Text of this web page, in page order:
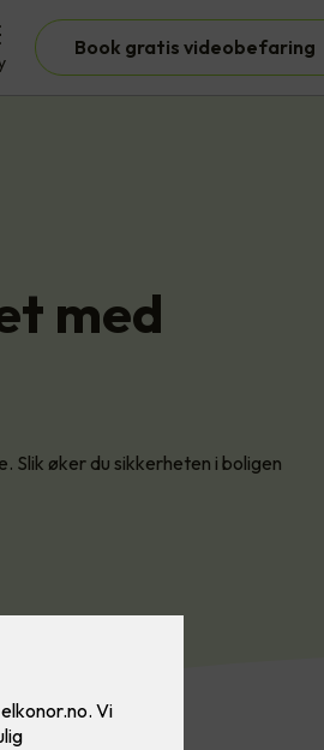
Book gratis videobefaring
med
Slik øker du sikkerheten i boligen